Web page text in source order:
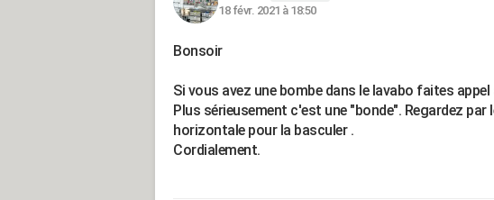
18 févr. 2021 à 18:50
Bonsoir
Si vous avez une bombe dans le lavabo faites
Plus sérieusement c'est une "bonde". Regardez
horizontale pour la basculer .
Cordialement.